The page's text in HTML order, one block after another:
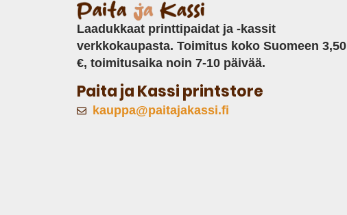
Laadukkaat printtipaidat ja -kassit
verkkokaupasta. Toimitus koko Suomeen 3,50
€, toimitusaika noin 7-10 päivää.
Paita ja Kassi printstore
kauppa@paitajakassi.fi